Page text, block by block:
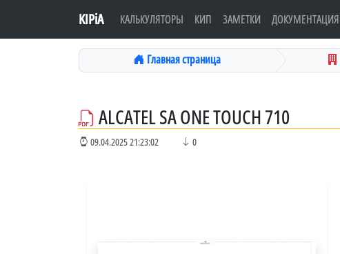
KIPiA КАЛЬКУЛЯТОРЫ КИП ЗАМЕТКИ ДОКУМЕНТАЦИЯ
Главная страница
ALCATEL SA ONE TOUCH 710
09.04.2025 21:23:02 0